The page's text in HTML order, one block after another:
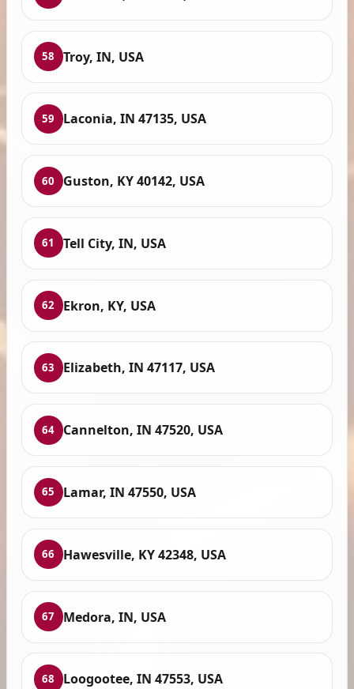
58 Troy, IN, USA
59 Laconia, IN 47135, USA
60 Guston, KY 40142, USA
61 Tell City, IN, USA
62 Ekron, KY, USA
63 Elizabeth, IN 47117, USA
64 Cannelton, IN 47520, USA
65 Lamar, IN 47550, USA
66 Hawesville, KY 42348, USA
67 Medora, IN, USA
68 Loogootee, IN 47553, USA